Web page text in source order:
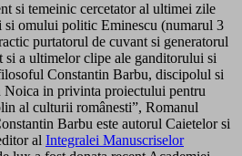
si temeinic cercetator al ultimei zile
si omului politic Eminescu (numarul 3
purtatorul de cuvant si generatorul
a ultimelor clipe ale ganditorului si
Constantin Barbu, discipolul si
in privinta proiectului pentru
al culturii românesti”, Romanul
Barbu este autorul Caietelor si
al Integralei Manuscriselor